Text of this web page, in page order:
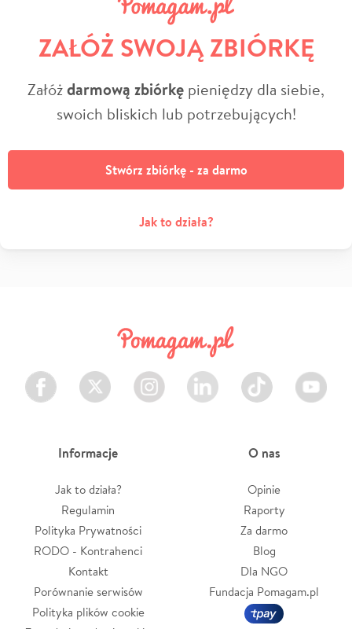
ZAŁÓŻ SWOJĄ ZBIÓRKĘ
Załóżdarmową zbiórkę pieniędzy dla siebie,
swoich bliskich lub potrzebujących!
Stwórz zbiórkę - za darmo
Jak to działa?
Facebook Twitter Instagram LinkedIn TikTok Youtube
Informacje
Jak to działa?
Regulamin
Polityka Prywatności
RODO - Kontrahenci
Kontakt
Porównanie serwisów
Polityka plików cookie
O nas
Opinie
Raporty
Za darmo
Blog
Dla NGO
Fundacja Pomagam.pl